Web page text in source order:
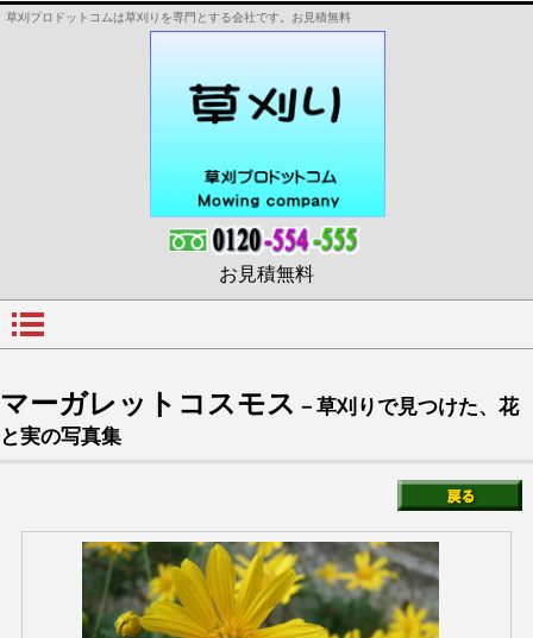
草刈プロドットコムは草刈りを専門とする会社です。お見積無料
お見積無料
マーガレットコスモス －草刈りで見つけた、花
と実の写真集